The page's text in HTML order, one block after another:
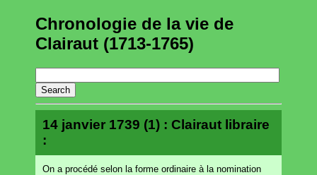
Chronologie de la vie de
Clairaut (1713-1765)
14 janvier 1739 (1) : Clairaut libraire
:
On a procédé selon la forme ordinaire à la nomination